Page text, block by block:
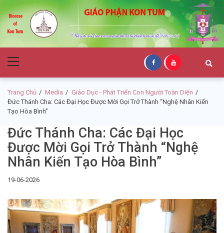
to
navigation
to
content
Giáo Phận Kon
Tum
Menu
Trang Chủ Media
Giáo Dục - Phát Triển Con Người Toàn Diện
Đức Thánh Cha: Các Đại Học Được Mời Gọi Trở Thành “Nghệ Nhân Kiến
Tạo Hòa Bình”
Đức Thánh Cha: Các Đại Học
Được Mời Gọi Trở Thành “Nghệ
Nhân Kiến Tạo Hòa Bình”
19-06-2026